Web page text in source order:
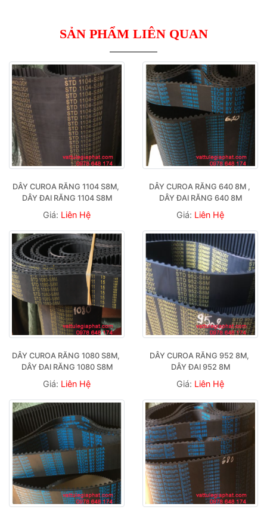
SẢN PHẨM LIÊN QUAN
DÂY CUROA RĂNG 1104 S8M,
DÂY ĐAI RĂNG 1104 S8M
Giá: Liên Hệ
DÂY CUROA RĂNG 640 8M ,
DÂY ĐAI RĂNG 640 8M
Giá: Liên Hệ
DÂY CUROA RĂNG 1080 S8M,
DÂY ĐAI RĂNG 1080 S8M
Giá: Liên Hệ
DÂY CUROA RĂNG 952 8M,
DÂY ĐAI 952 8M
Giá: Liên Hệ